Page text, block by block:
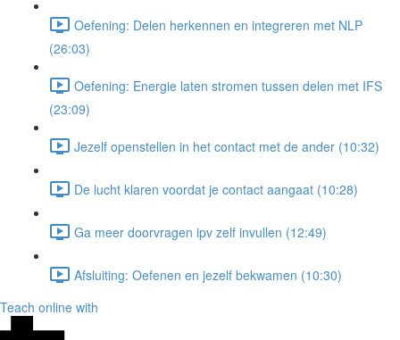
Oefening: Delen herkennen en integreren met NLP
(26:03)
Oefening: Energie laten stromen tussen delen met IFS
(23:09)
Jezelf openstellen in het contact met de ander (10:32)
De lucht klaren voordat je contact aangaat (10:28)
Ga meer doorvragen ipv zelf invullen (12:49)
Afsluiting: Oefenen en jezelf bekwamen (10:30)
Teach online with